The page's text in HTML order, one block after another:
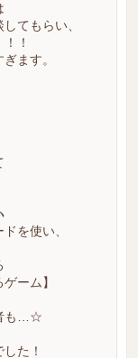
てもらい、
！
ます。
を使い、
ーム】
も…☆
た！